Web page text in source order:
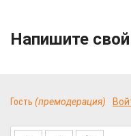
Напишите
Гость (премодерация)